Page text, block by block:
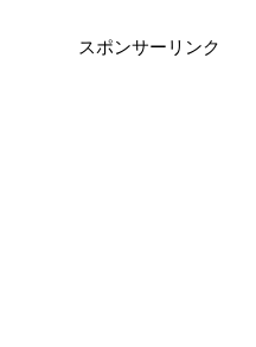
スポンサーリンク